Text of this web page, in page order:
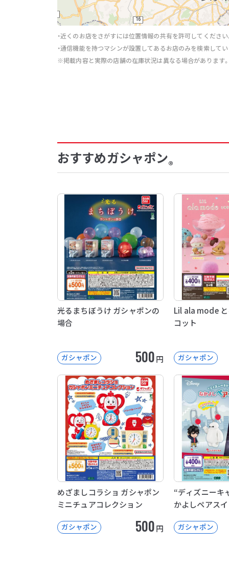
・近くのお店をさがすには位置情報の共有を許可してください
・通信機能を持つマシンが設置してあるお店のみを検索して
※掲載内容と実際の店舗の在庫状況は異なる場合があります
おすすめガシャポン®
光るまちぼうけ ガシャポンの
場合
ガシャポン 500円
Lil ala mode
コット
ガシャポン
めざましコラショ ガシャポン
ミニチュアコレクション
ガシャポン 500円
“ディズニーキ
かよしペアス
ガシャポン